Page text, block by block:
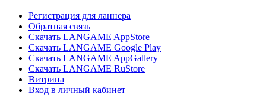
Регистрация для ланнера
Обратная связь
Скачать LANGAME AppStore
Скачать LANGAME Google Play
Скачать LANGAME AppGallery
Скачать LANGAME RuStore
Витрина
Вход в личный кабинет